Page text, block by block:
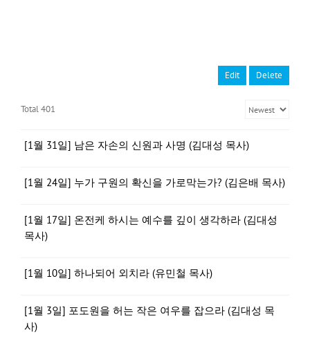
Edit Delete
Total 401
[1월 31일] 남은 자손의 신원과 사명 (김대성 목사)
[1월 24일] 누가 구원의 확신을 가로막는가? (김은배 목사)
[1월 17일] 온전케 하시는 예수를 깊이 생각하라 (김대성
목사)
[1월 10일] 하나되어 외치라 (유민철 목사)
[1월 3일] 포도원을 허는 작은 여우를 잡으라 (김대성 목
사)